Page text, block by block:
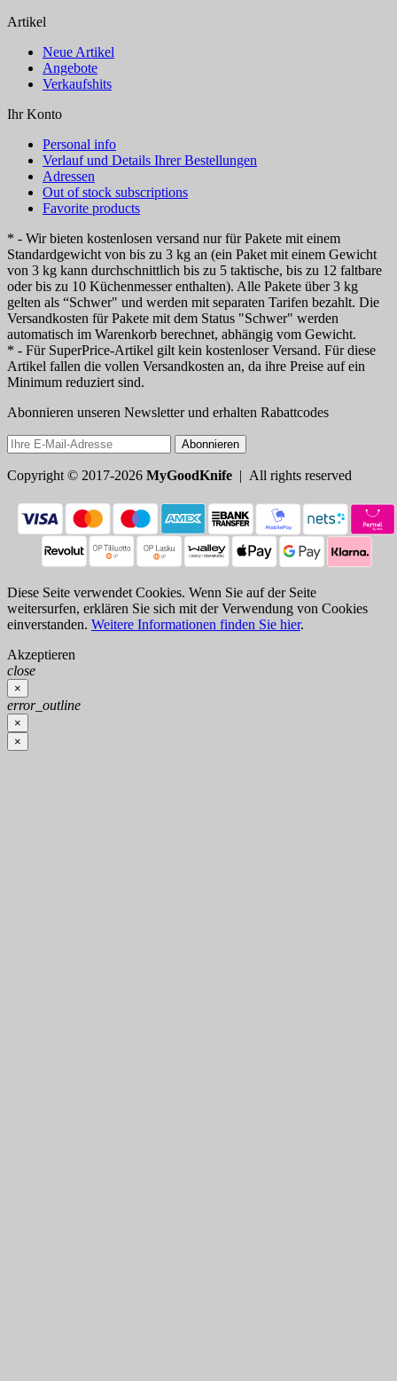
Artikel
Neue Artikel
Angebote
Verkaufshits
Ihr Konto
Personal info
Verlauf und Details Ihrer Bestellungen
Adressen
Out of stock subscriptions
Favorite products
* - Wir bieten kostenlosen versand nur für Pakete mit einem
Standardgewicht von bis zu 3 kg an (ein Paket mit einem Gewicht
von 3 kg kann durchschnittlich bis zu 5 taktische, bis zu 12 faltbare
oder bis zu 10 Küchenmesser enthalten). Alle Pakete über 3 kg
gelten als “Schwer" und werden mit separaten Tarifen bezahlt. Die
Versandkosten für Pakete mit dem Status "Schwer" werden
automatisch im Warenkorb berechnet, abhängig vom Gewicht.
* - Für SuperPrice-Artikel gilt kein kostenloser Versand. Für diese
Artikel fallen die vollen Versandkosten an, da ihre Preise auf ein
Minimum reduziert sind.
Abonnieren unseren Newsletter und erhalten Rabattcodes
Abonnieren
Copyright © 2017-2026 MyGoodKnife | All rights reserved
Diese Seite verwendet Cookies. Wenn Sie auf der Seite
weitersurfen, erklären Sie sich mit der Verwendung von Cookies
einverstanden. Weitere Informationen finden Sie hier.
Akzeptieren
close
×
error_outline
×
×